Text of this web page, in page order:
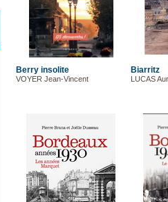
Berry insolite
VOYER Jean-Vincent
Biarritz
LUCAS